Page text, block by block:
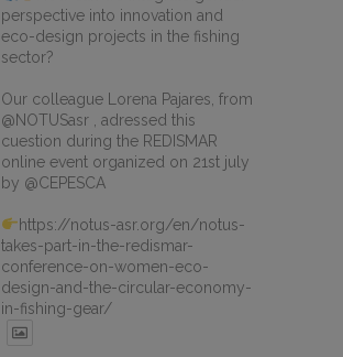
perspective into innovation and
eco-design projects in the fishing
sector?
Our colleague Lorena Pajares, from
@NOTUSasr , adressed this
cuestion during the REDISMAR
online event organized on 21st july
by @CEPESCA
https://notus-asr.org/en/notus-
takes-part-in-the-redismar-
conference-on-women-eco-
design-and-the-circular-economy-
in-fishing-gear/